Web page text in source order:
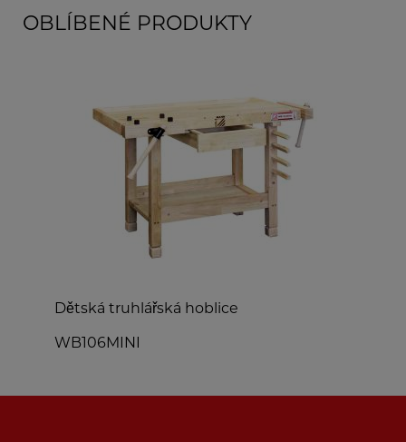
OBLÍBENÉ PRODUKTY
Dětská truhlářská hoblice
WB106MINI